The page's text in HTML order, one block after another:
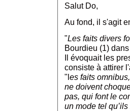
Salut Do,
Au fond, il s'agit
"Les faits divers
Bourdieu (1)
Il évoquait les
consiste à attirer
"les faits
ne doivent
pas, qui font le
un mode tel